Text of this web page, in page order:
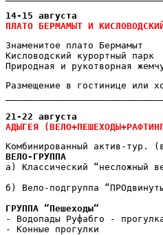
ПЛАТО БЕРМАМЫТ И
Знаменитое плато Бермамыт
Кисловодский курортный парк
Природная и рукотворная
21-22 августа
АДЫГЕЯ
Комбинированный актив-тур.
ВЕЛО-ГРУППА
а) Классический “несложный
б) Вело-подгруппа
ГРУППА “Пешеходы“
- Водопады Руфабго -
- Конные прогулки